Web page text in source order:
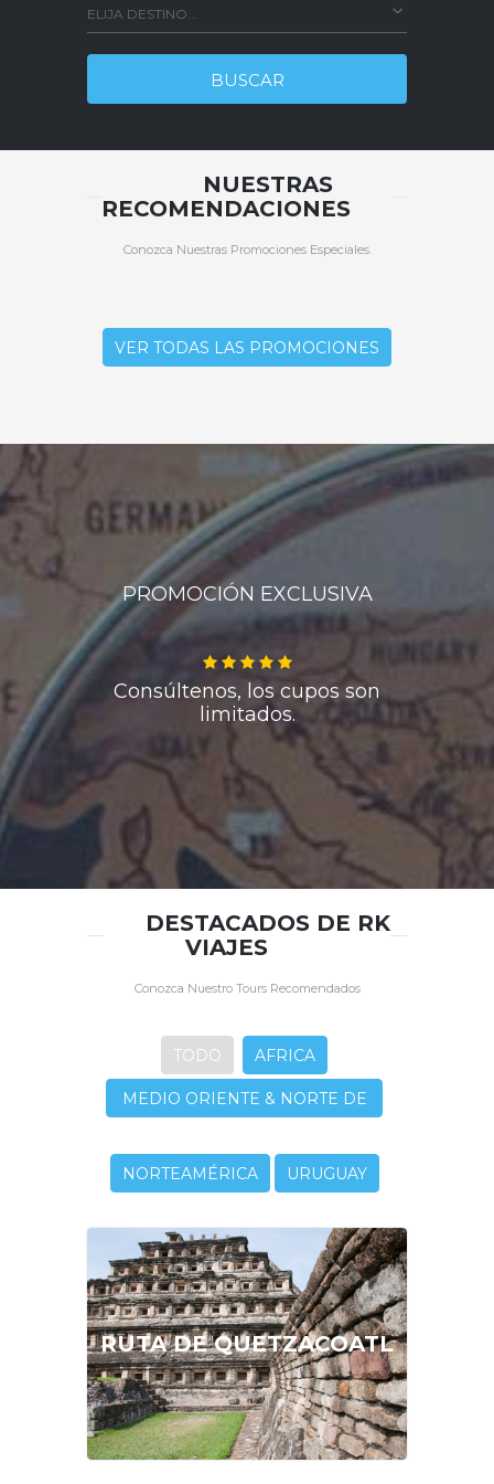
ELIJA DESTINO...
BUSCAR
NUESTRAS
RECOMENDACIONES
Conozca Nuestras Promociones Especiales.
VER TODAS LAS PROMOCIONES
PROMOCIÓN EXCLUSIVA
Consúltenos, los cupos son
limitados.
DESTACADOS DE RK
VIAJES
Conozca Nuestro Tours Recomendados
TODO AFRICA
MEDIO ORIENTE & NORTE DE
NORTEAMÉRICA
URUGUAY
RUTA DE QUETZACOATL
CONSÚLTENOS